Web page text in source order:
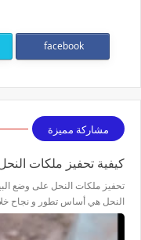
facebook
مشاركة مميزة
كيفية تحفيز ملكات
تحفيز ملكات النحل على وضع
النحل هي أساس تطور و نجاح